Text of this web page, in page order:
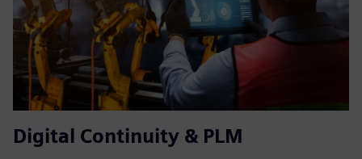
Digital Continuity & PLM